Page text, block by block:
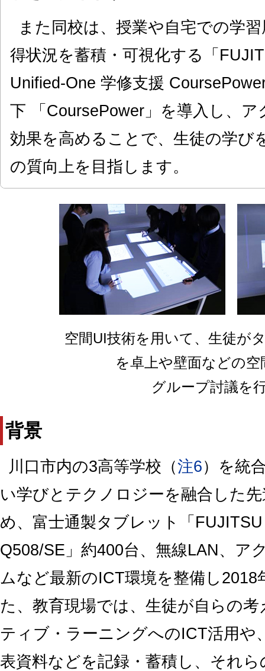
また同校は、授業や自宅での学
得状況を蓄積・可視化する「
Unified-One 学修支援
下 「CoursePower」を導入し、
効果を高めることで、生徒の学び
の質向上を目指します。
空間UI技術を用いて、生徒が
を卓上や壁面などの空
グループ討議を
背景
川口市内の3高等学校（注6）を統
い学びとテクノロジーを融合した
め、富士通製タブレット「
Q508/SE」約400台、無線LAN、ア
ムなど最新のICT環境を整備し
た、教育現場では、生徒が自らの
ティブ・ラーニングへのICT活用や
表資料などを記録・蓄積し、それ